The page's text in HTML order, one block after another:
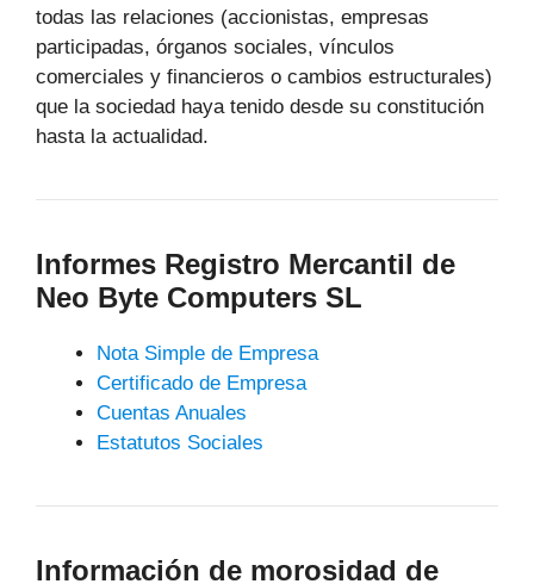
todas las relaciones (accionistas, empresas
participadas, órganos sociales, vínculos
comerciales y financieros o cambios estructurales)
que la sociedad haya tenido desde su constitución
hasta la actualidad.
Informes Registro Mercantil de
Neo Byte Computers SL
Nota Simple de Empresa
Certificado de Empresa
Cuentas Anuales
Estatutos Sociales
Información de morosidad de